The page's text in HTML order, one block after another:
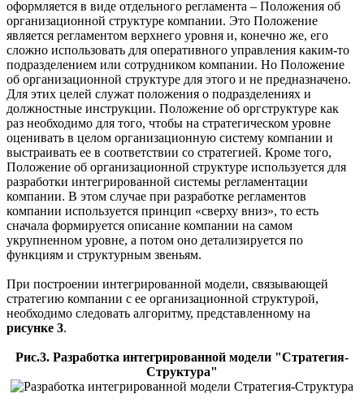
оформляется в виде отдельного регламента – Положения об
организационной структуре компании. Это Положение
является регламентом верхнего уровня и, конечно же, его
сложно использовать для оперативного управления каким-то
подразделением или сотрудником компании. Но Положение
об организационной структуре для этого и не предназначено.
Для этих целей служат положения о подразделениях и
должностные инструкции. Положение об оргструктуре как
раз необходимо для того, чтобы на стратегическом уровне
оценивать в целом организационную систему компании и
выстраивать ее в соответствии со стратегией. Кроме того,
Положение об организационной структуре используется для
разработки интегрированной системы регламентации
компании. В этом случае при разработке регламентов
компании используется принцип «сверху вниз», то есть
сначала формируется описание компании на самом
укрупненном уровне, а потом оно детализируется по
функциям и структурным звеньям.
При построении интегрированной модели, связывающей
стратегию компании с ее организационной структурой,
необходимо следовать алгоритму, представленному на
рисунке 3.
Рис.3. Разработка интегрированной модели "Стратегия-
Структура"